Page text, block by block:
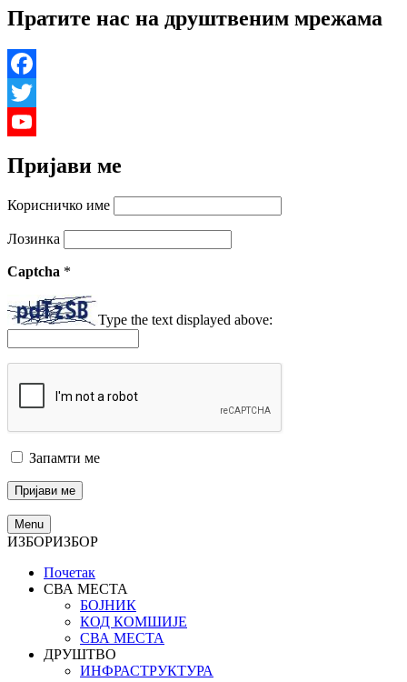
Пратите нас на друштвеним мрежама
Facebook
Twitter
Channel
Пријави ме
Корисничко име
Лозинка
Captcha *
Type the text displayed above:
Запамти ме
Menu
ИЗБОРИЗБОР
Почетак
СВА МЕСТА
БОЈНИК
КОД КОМШИЈЕ
СВА МЕСТА
ДРУШТВО
ИНФРАСТРУКТУРА